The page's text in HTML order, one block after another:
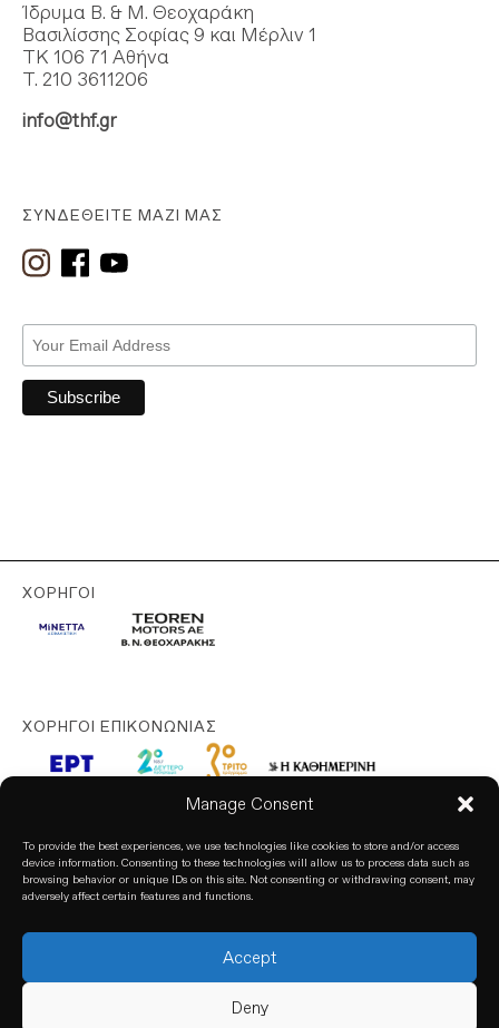
Manage Consent
To provide the best experiences, we use technologies like cookies to store and/or access
device information. Consenting to these technologies will allow us to process data such as
browsing behavior or unique IDs on this site. Not consenting or withdrawing consent, may
adversely affect certain features and functions.
Accept
Deny
ΣΥΝΔΕΘΕΊΤΕ ΜΑΖΊ ΜΑΣ
Ίδρυμα Β. & Μ. Θεοχαράκη
Βασιλίσσης Σοφίας 9 και Μέρλιν 1
ΤΚ 106 71 Αθήνα
Τ. 210 3611206
info@thf.gr
ΧΟΡΗΓΟΊ
ΧΟΡΗΓΟΊ ΕΠΙΚΟΝΩΝΊΑΣ
© 2026. All rights reserved. based on our